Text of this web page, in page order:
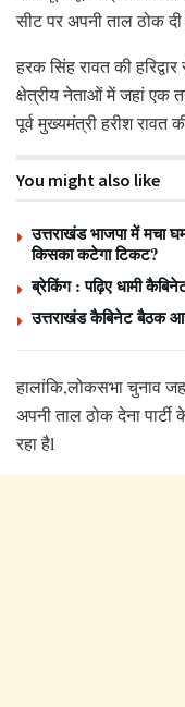
सीट पर अपनी ताल ठोक
हरक सिंह रावत की
क्षेत्रीय नेताओं में जहां एक
पूर्व मुख्यमंत्री हरीश रावत
You might also like
उत्तराखंड भाजपा में मचा
किसका कटेगा टिकट?
ब्रेकिंग : पढ़िए धामी
उत्तराखंड कैबिनेट बैठक
हालांकि,लोकसभा चुनाव
अपनी ताल ठोक देना
रहा हैl